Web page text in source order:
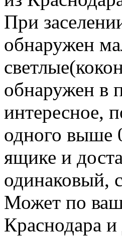
При
обнаружен
обнаружен в
интересное,
одного выше
ящике и
одинаковый,
Может по
Краснодара и